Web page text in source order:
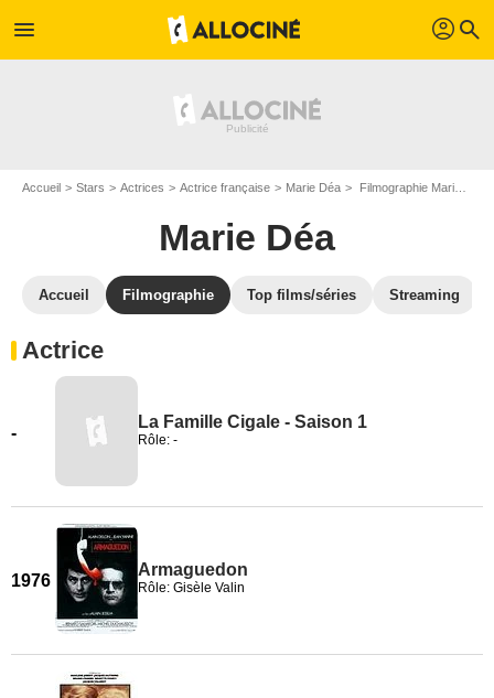
menu profil search
Accueil Stars Actrices Actrice française Marie Déa Filmographie Marie Déa
Marie Déa
Accueil Filmographie Top films/séries Streaming
Actrice
-
La Famille Cigale - Saison 1
Rôle: -
1976
Armaguedon
Rôle: Gisèle Valin